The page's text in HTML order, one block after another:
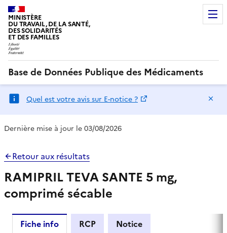
MINISTÈRE
DU TRAVAIL, DE LA SANTÉ,
DES SOLIDARITÉS
ET DES FAMILLES
Base de Données Publique des Médicaments
Quel est votre avis sur E-notice ?
Dernière mise à jour le 03/08/2026
Retour aux résultats
RAMIPRIL TEVA SANTE 5 mg,
comprimé sécable
Fiche info RCP
Notice